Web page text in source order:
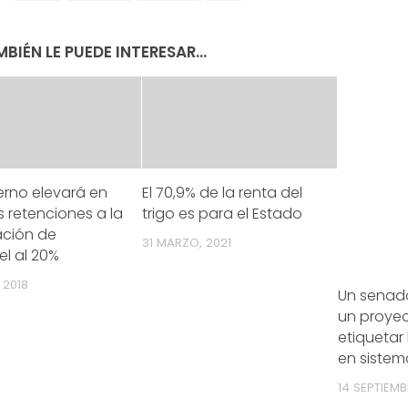
LE PUEDE INTERESAR...
elevará en
retenciones a la
de
al 20%
El 70,9% de la renta del
trigo es para el Estado
31 MARZO, 2021
Un
un
etiquetar
en
14